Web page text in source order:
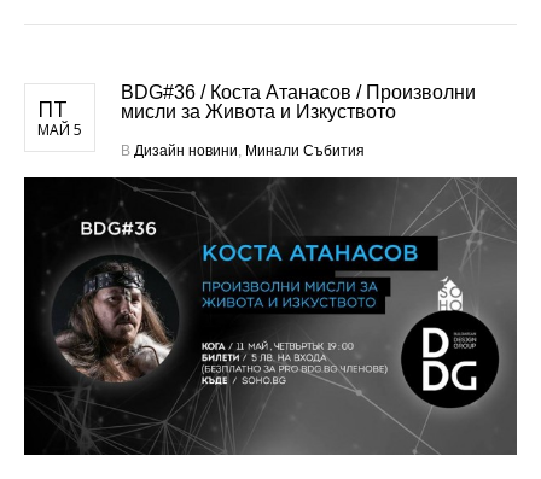
ПТ
МАЙ 5
BDG#36 / Коста Атанасов / Произволни
мисли за Живота и Изкуството
В Дизайн новини, Минали Събития